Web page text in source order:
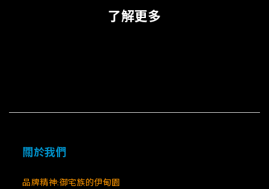
了解更多
關於我們
品牌精神:御宅族的伊甸園